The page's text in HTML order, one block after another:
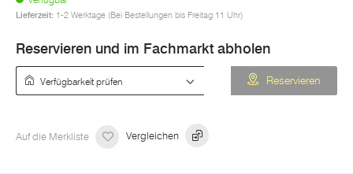
Lieferzeit: 1-2 Werktage (Bei Bestellungen bis Freitag 11 Uhr)
Reservieren und im Fachmarkt abholen
Reservieren
Auf die Merkliste Vergleichen